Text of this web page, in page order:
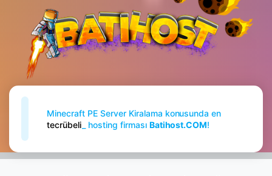
Minecraft PE Server Kiralama konusunda en
tecrübel_ hosting firmasıBatihost.COM!